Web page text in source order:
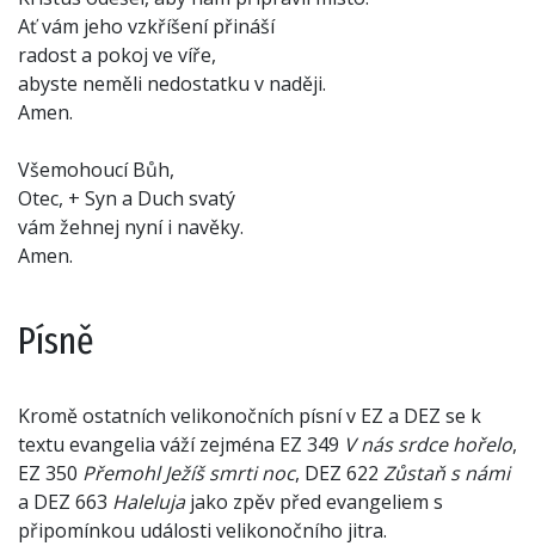
Ať vám jeho vzkříšení přináší
radost a pokoj ve víře,
abyste neměli nedostatku v naději.
Amen.
Všemohoucí Bůh,
Otec, + Syn a Duch svatý
vám žehnej nyní i navěky.
Amen.
Písně
Kromě ostatních velikonočních písní v EZ a DEZ se k
textu evangelia váží zejména EZ 349 V nás srdce hořelo,
EZ 350 Přemohl Ježíš smrti noc, DEZ 622 Zůstaň s námi
a DEZ 663 Halelujajako zpěv před evangeliem s
připomínkou události velikonočního jitra.